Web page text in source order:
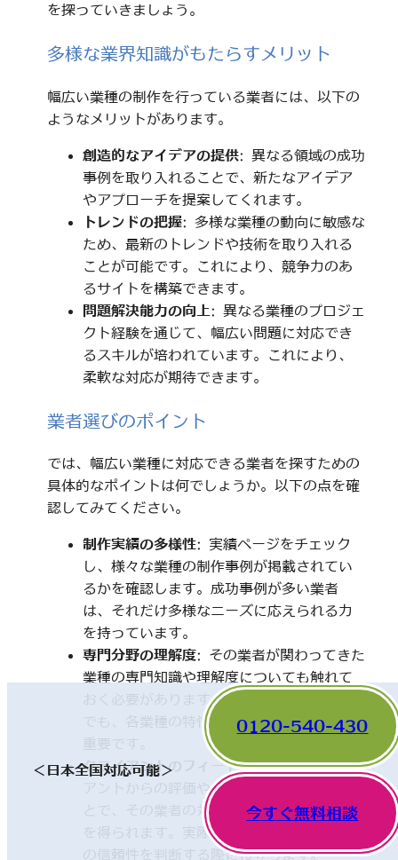
を探っていきましょう。
多様な業界知識がもたらすメリット
幅広い業種の制作を行っている業者には、以下の
ようなメリットがあります。
創造的なアイデアの提供: 異なる領域の成功
事例を取り入れることで、新たなアイデア
やアプローチを提案してくれます。
トレンドの把握: 多様な業種の動向に敏感な
ため、最新のトレンドや技術を取り入れる
ことが可能です。これにより、競争力のあ
るサイトを構築できます。
問題解決能力の向上: 異なる業種のプロジェ
クト経験を通じて、幅広い問題に対応でき
るスキルが培われています。これにより、
柔軟な対応が期待できます。
業者選びのポイント
では、幅広い業種に対応できる業者を探すための
具体的なポイントは何でしょうか。以下の点を確
認してみてください。
制作実績の多様性: 実績ページをチェック
し、様々な業種の制作事例が掲載されてい
るかを確認します。成功事例が多い業者
は、それだけ多様なニーズに応えられる力
を持っています。
専門分野の理解度: その業者が関わってきた
業種の専門知識や理解度についても触れて
おく必要があります。一見、異なった分野
でも、各業種の特性を理解していることが
クライアントのフィードバック: 他のクライ
アントからの評価やレビューを確認するこ
とで、その業者の対応や成果に関する情報
を得られます。実際の利用者の声は、業者
の信頼性を判断する際に役立ちます。
＜日本全国対応可能＞
0120-540-430
今すぐ無料相談